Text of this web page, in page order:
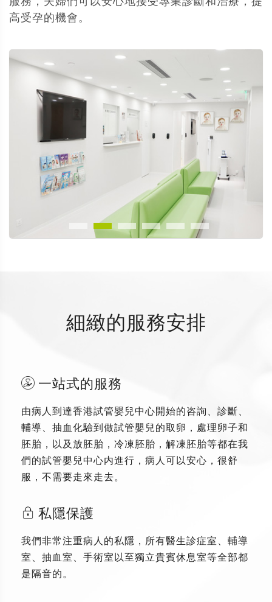
高受孕的機會。
細緻的服務安排
一站式的服務
由病人到達香港試管嬰兒中心開始的咨詢、診斷、
輔導、抽血化驗到做試管嬰兒的取卵，處理卵子和
胚胎，以及放胚胎，冷凍胚胎，解凍胚胎等都在我
們的試管嬰兒中心内進行，病人可以安心，很舒
服，不需要走來走去。
私隱保護
我們非常注重病人的私隱，所有醫生診症室、輔導
室、抽血室、手術室以至獨立貴賓休息室等全部都
是隔音的。